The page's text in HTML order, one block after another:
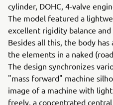
cylinder, DOHC, 4-valve
The model featured a
excellent rigidity balance
Besides all this, the body
the elements in a naked
The design synchronizes
"mass forward" machine
image of a machine with
freely, a concentrated